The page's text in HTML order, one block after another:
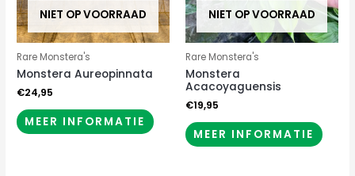
NIET OP VOORRAAD
Rare Monstera's
Monstera Aureopinnata
€24,95
MEER INFORMATIE
NIET OP VOORRAAD
Rare Monstera's
Monstera
Acacoyaguensis
€19,95
MEER INFORMATIE